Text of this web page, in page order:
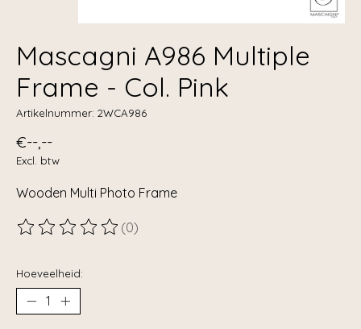
Mascagni A986 Multiple
Frame - Col. Pink
Artikelnummer: 2WCA986
€--,--
Excl. btw
Wooden Multi Photo Frame
De beoordeling van dit product is
(0)
Hoeveelheid: